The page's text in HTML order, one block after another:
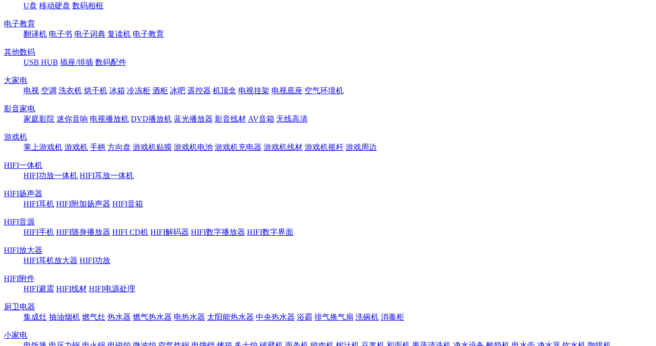
U盘 移动硬盘 数码相框
电子教育
翻译机 电子书 电子词典 复读机 电子教育
其他数码
USB HUB 插座/排插 数码配件
大家电
电视 空调 洗衣机 烘干机 冰箱 冷冻柜 酒柜 冰吧 遥控器 机顶盒 电视挂架 电视底座 空气环境机
影音家电
家庭影院 迷你音响 电视播放机 DVD播放机 蓝光播放器 影音线材 AV音箱 无线高清
游戏机
掌上游戏机 游戏机 手柄 方向盘 游戏机贴膜 游戏机电池 游戏机充电器 游戏机线材 游戏机摇杆 游戏周边
HIFI一体机
HIFI功放一体机 HIFI耳放一体机
HIFI扬声器
HIFI耳机 HIFI附加扬声器 HIFI音箱
HIFI音源
HIFI手机 HIFI随身播放器 HIFI CD机 HIFI解码器 HIFI数字播放器 HIFI数字界面
HIFI放大器
HIFI耳机放大器 HIFI功放
HIFI附件
HIFI避震 HIFI线材 HIFI电源处理
厨卫电器
集成灶 抽油烟机 燃气灶 热水器 燃气热水器 电热水器 太阳能热水器 中央热水器 浴霸 排气换气扇 洗碗机 消毒柜
小家电